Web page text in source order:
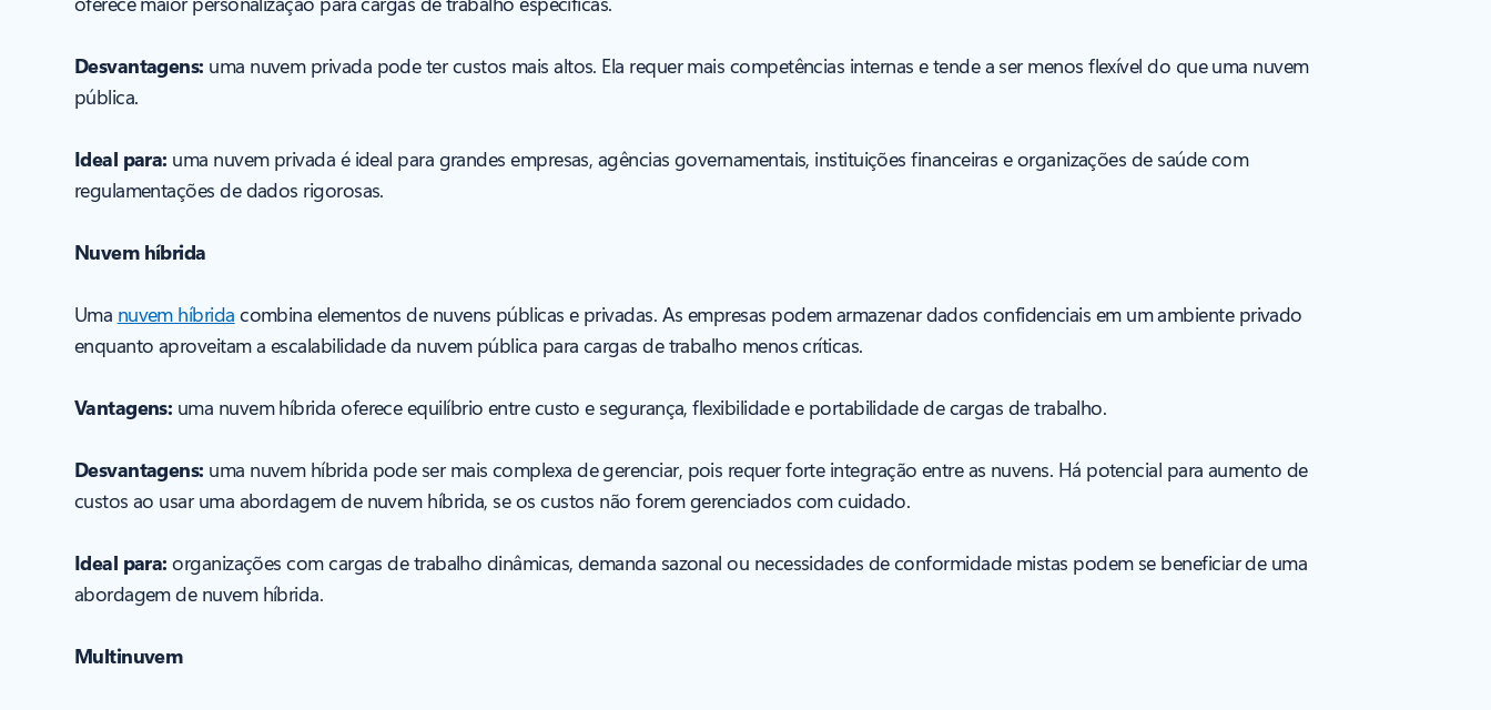
Desvantagens: uma nuvem privada pode ter custos mais altos. Ela requer mais competências internas e tende a ser menos flexível do que uma nuvem
pública.
Ideal para: uma nuvem privada é ideal para grandes empresas, agências governamentais, instituições financeiras e organizações de saúde com
regulamentações de dados rigorosas.
Nuvem híbrida
Uma nuvem híbrida combina elementos de nuvens públicas e privadas. As empresas podem armazenar dados confidenciais em um ambiente privado
enquanto aproveitam a escalabilidade da nuvem pública para cargas de trabalho menos críticas.
Vantagens: uma nuvem híbrida oferece equilíbrio entre custo e segurança, flexibilidade e portabilidade de cargas de trabalho.
Desvantagens: uma nuvem híbrida pode ser mais complexa de gerenciar, pois requer forte integração entre as nuvens. Há potencial para aumento de
custos ao usar uma abordagem de nuvem híbrida, se os custos não forem gerenciados com cuidado.
Ideal para: organizações com cargas de trabalho dinâmicas, demanda sazonal ou necessidades de conformidade mistas podem se beneficiar de uma
abordagem de nuvem híbrida.
Multinuvem